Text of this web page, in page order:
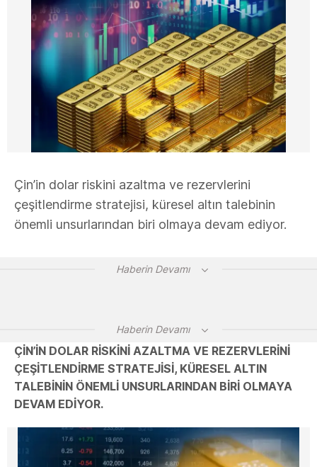
Çin’in dolar riskini azaltma ve rezervlerini
çeşitlendirme stratejisi, küresel altın talebinin
önemli unsurlarından biri olmaya devam ediyor.
Haberin Devamı
Haberin Devamı
ÇIN’IN DOLAR RISKINI AZALTMA VE REZERVLERINI
ÇEŞITLENDIRME STRATEJISI, KÜRESEL ALTIN
TALEBININ ÖNEMLI UNSURLARINDAN BIRI OLMAYA
DEVAM EDIYOR.